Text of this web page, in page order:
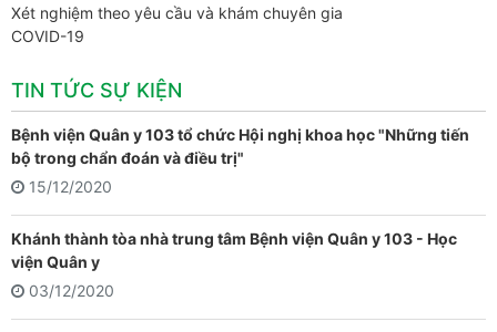
Xét nghiệm theo yêu cầu và khám chuyên gia
COVID-19
TIN TỨC SỰ KIỆN
Bệnh viện Quân y 103 tổ chức Hội nghị khoa học "Những tiến
bộ trong chẩn đoán và điều trị"
15/12/2020
Khánh thành tòa nhà trung tâm Bệnh viện Quân y 103 - Học
viện Quân y
03/12/2020